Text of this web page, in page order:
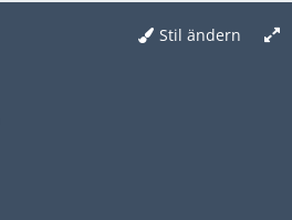
Stil ändern